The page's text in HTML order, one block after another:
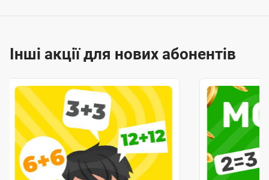
Інші акції для нових абонентів